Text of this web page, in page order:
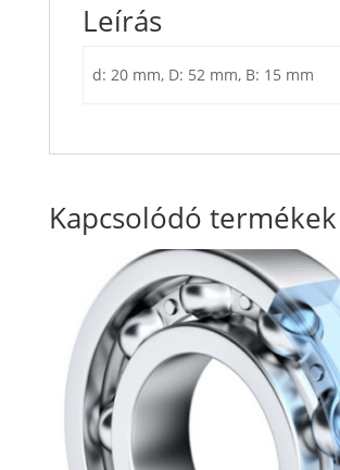
Leírás
d: 20 mm, D: 52 mm, B: 15 mm
Kapcsolódó termékek